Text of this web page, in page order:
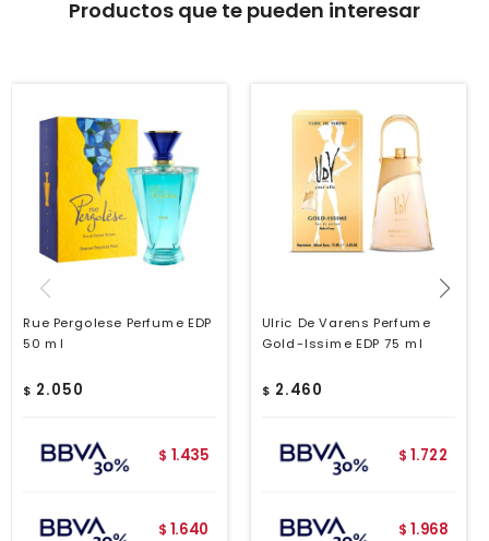
Productos que te pueden interesar
Rue Pergolese Perfume EDP
50 ml
$ 2.050
$ 1.435
$ 1.640
Ulric De Varens Perfume
Gold-Issime EDP 75 ml
$ 2.460
$ 1.722
$ 1.968